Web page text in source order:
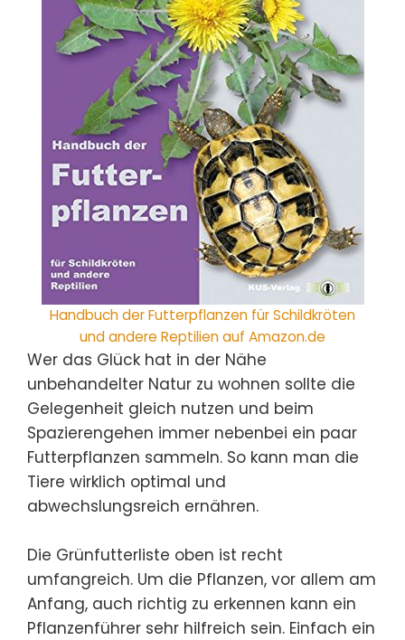
Handbuch der Futterpflanzen für Schildkröten
und andere Reptilien auf Amazon.de
Wer das Glück hat in der Nähe
unbehandelter Natur zu wohnen sollte die
Gelegenheit gleich nutzen und beim
Spazierengehen immer nebenbei ein paar
Futterpflanzen sammeln. So kann man die
Tiere wirklich optimal und
abwechslungsreich ernähren.
Die Grünfutterliste oben ist recht
umfangreich. Um die Pflanzen, vor allem am
Anfang, auch richtig zu erkennen kann ein
Pflanzenführer sehr hilfreich sein. Einfach ein